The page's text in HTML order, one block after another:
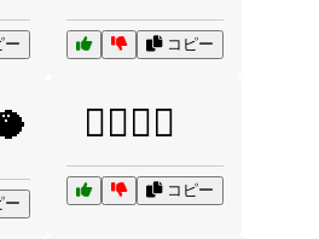
コピー
🏋️‍♀️🥕🍏
コピー